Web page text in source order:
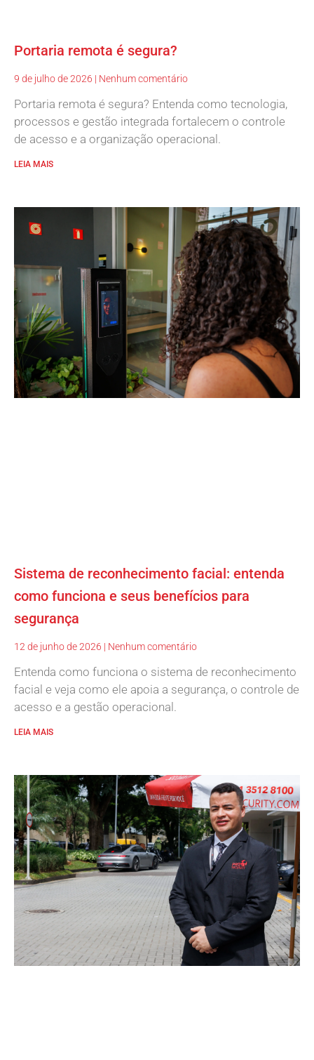
Portaria remota é segura?
9 de julho de 2026 Nenhum comentário
Portaria remota é segura? Entenda como tecnologia,
processos e gestão integrada fortalecem o controle
de acesso e a organização operacional.
LEIA MAIS
Sistema de reconhecimento facial: entenda
como funciona e seus benefícios para
segurança
12 de junho de 2026 Nenhum comentário
Entenda como funciona o sistema de reconhecimento
facial e veja como ele apoia a segurança, o controle de
acesso e a gestão operacional.
LEIA MAIS